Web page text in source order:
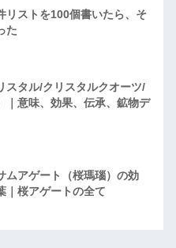
リストを100個書いたら、そ
た
スタル/クリスタルクオーツ/
｜意味、効果、伝承、鉱物デ
ムアゲート（桜瑪瑙）の効
｜桜アゲートの全て